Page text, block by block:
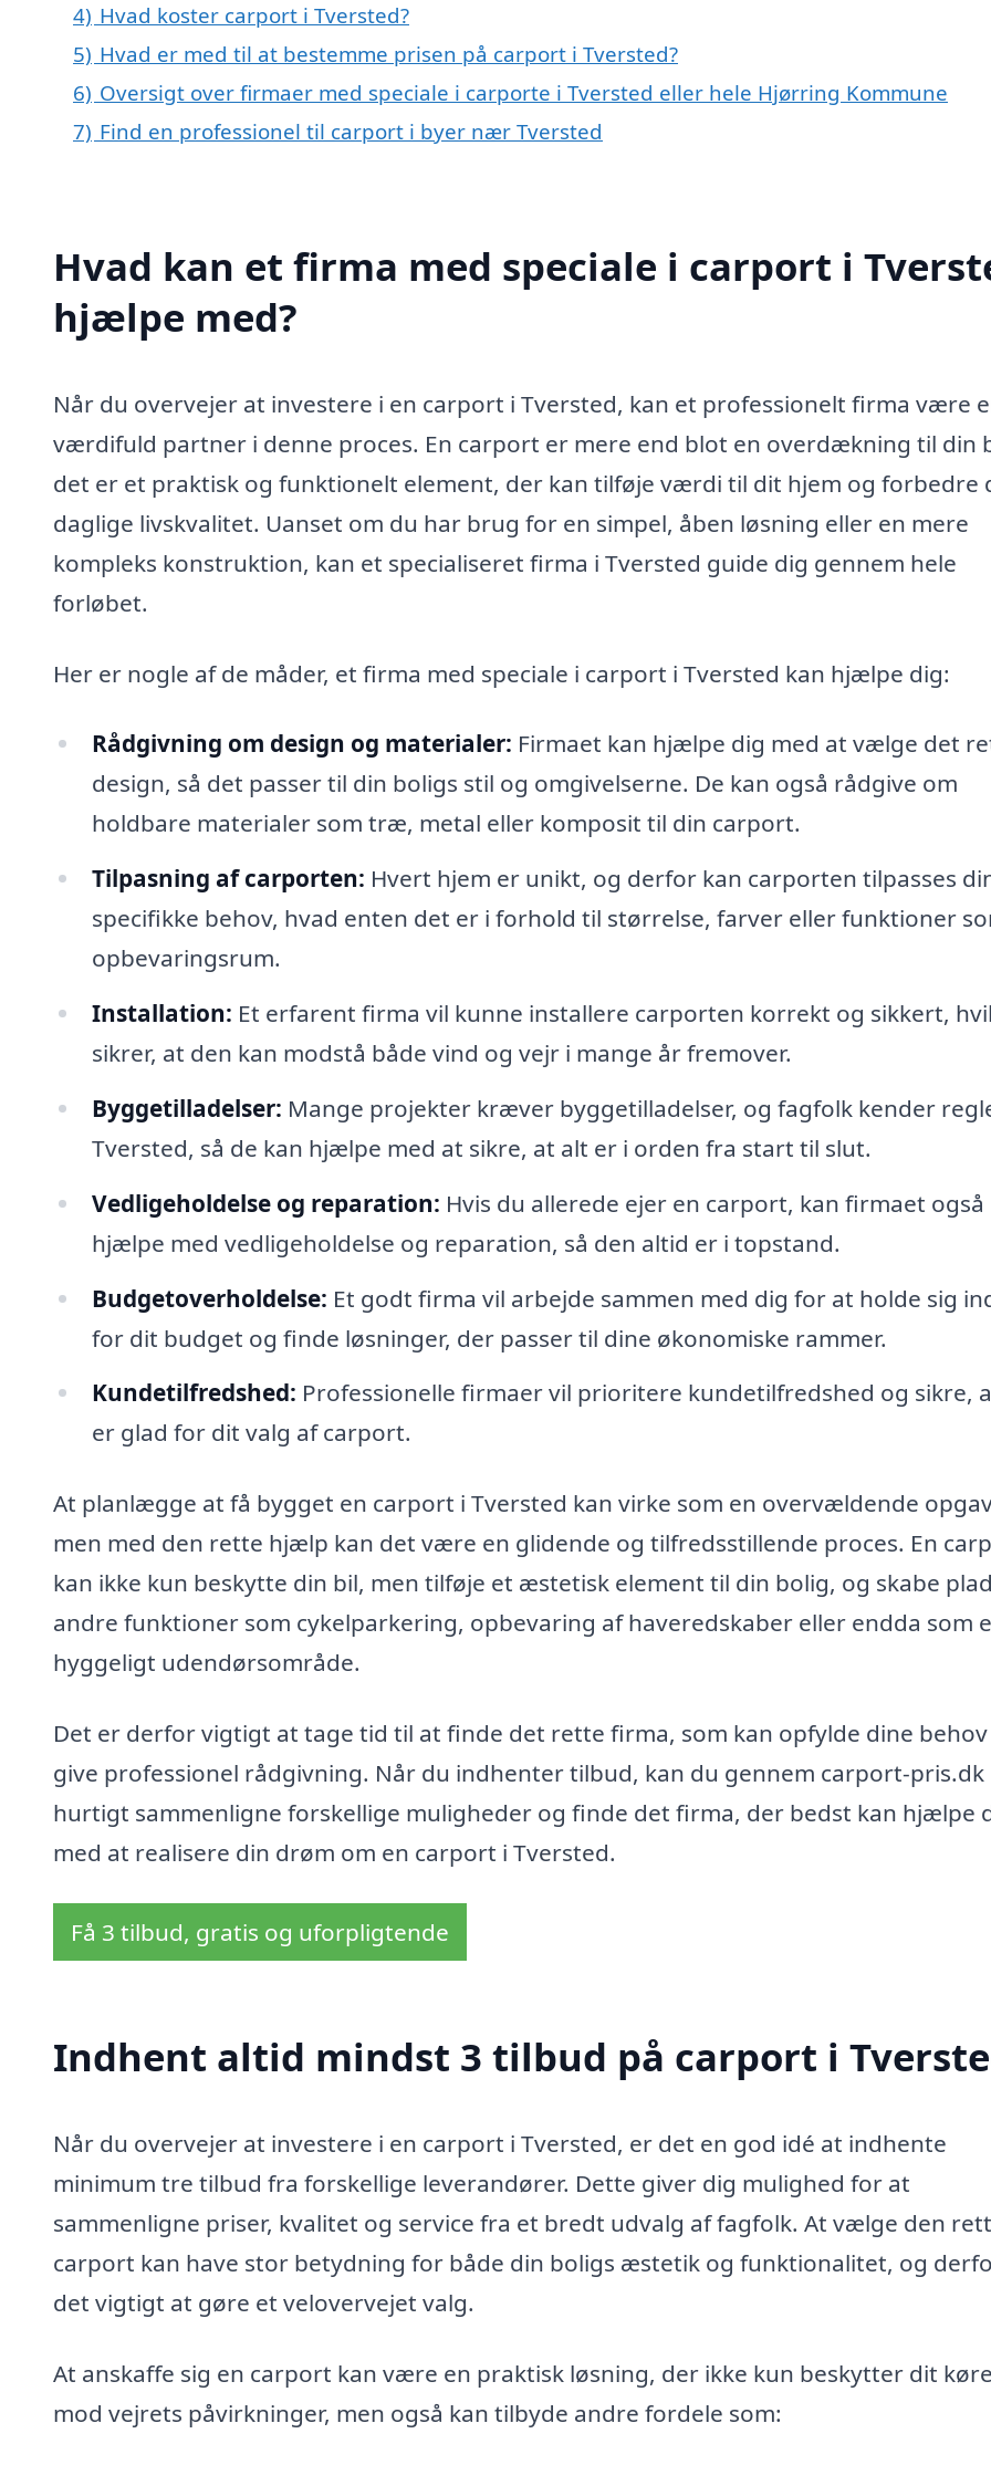
4) Hvad koster carport i Tversted?
5) Hvad er med til at bestemme prisen på carport i Tversted?
6) Oversigt over firmaer med speciale i carporte i Tversted eller hele Hjørring Kommune
7) Find en professionel til carport i byer nær Tversted
Hvad kan et firma med speciale i carport i
hjælpe med?
Når du overvejer at investere i en carport i Tversted, kan et professionelt firma være
værdifuld partner i denne proces. En carport er mere end blot en overdækning til din
det er et praktisk og funktionelt element, der kan tilføje værdi til dit hjem og forbedre
daglige livskvalitet. Uanset om du har brug for en simpel, åben løsning eller en mere
kompleks konstruktion, kan et specialiseret firma i Tversted guide dig gennem hele
forløbet.
Her er nogle af de måder, et firma med speciale i carport i Tversted kan hjælpe dig:
Rådgivning om design og materialer: Firmaet kan hjælpe dig med at vælge det
design, så det passer til din boligs stil og omgivelserne. De kan også rådgive om
holdbare materialer som træ, metal eller komposit til din carport.
Tilpasning af carporten: Hvert hjem er unikt, og derfor kan carporten tilpasses
specifikke behov, hvad enten det er i forhold til størrelse, farver eller funktioner
opbevaringsrum.
Installation: Et erfarent firma vil kunne installere carporten korrekt og sikkert,
sikrer, at den kan modstå både vind og vejr i mange år fremover.
Byggetilladelser: Mange projekter kræver byggetilladelser, og fagfolk kender
Tversted, så de kan hjælpe med at sikre, at alt er i orden fra start til slut.
Vedligeholdelse og reparation: Hvis du allerede ejer en carport, kan firmaet også
hjælpe med vedligeholdelse og reparation, så den altid er i topstand.
Budgetoverholdelse: Et godt firma vil arbejde sammen med dig for at holde sig
for dit budget og finde løsninger, der passer til dine økonomiske rammer.
Kundetilfredshed: Professionelle firmaer vil prioritere kundetilfredshed og sikre,
er glad for dit valg af carport.
At planlægge at få bygget en carport i Tversted kan virke som en overvældende
men med den rette hjælp kan det være en glidende og tilfredsstillende proces. En
kan ikke kun beskytte din bil, men tilføje et æstetisk element til din bolig, og skabe
andre funktioner som cykelparkering, opbevaring af haveredskaber eller endda som
hyggeligt udendørsområde.
Det er derfor vigtigt at tage tid til at finde det rette firma, som kan opfylde dine behov
give professionel rådgivning. Når du indhenter tilbud, kan du gennem carport-pris.dk
hurtigt sammenligne forskellige muligheder og finde det firma, der bedst kan hjælpe
med at realisere din drøm om en carport i Tversted.
Få 3 tilbud, gratis og uforpligtende
Indhent altid mindst 3 tilbud på carport i
Når du overvejer at investere i en carport i Tversted, er det en god idé at indhente
minimum tre tilbud fra forskellige leverandører. Dette giver dig mulighed for at
sammenligne priser, kvalitet og service fra et bredt udvalg af fagfolk. At vælge den
carport kan have stor betydning for både din boligs æstetik og funktionalitet, og
det vigtigt at gøre et velovervejet valg.
At anskaffe sig en carport kan være en praktisk løsning, der ikke kun beskytter dit
mod vejrets påvirkninger, men også kan tilbyde andre fordele som: